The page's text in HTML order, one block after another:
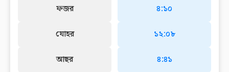
ফজর
যোহর
আছর
৪:১০
১২:০৮
৪:৪১